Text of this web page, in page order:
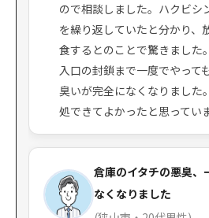
ので相談しました。ハクビシ
を繰り返していたと分かり、
食するとのことで驚きました
入口の封鎖まで一度でやって
臭いが完全になくなりました
処できてよかったと思ってい
倉庫のイタチの悪臭、
なくなりました